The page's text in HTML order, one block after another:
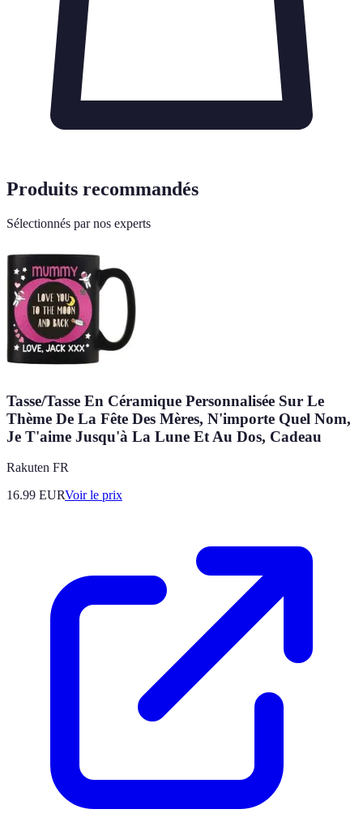
Produits recommandés
Sélectionnés par nos experts
Tasse/Tasse En Céramique Personnalisée Sur Le
Thème De La Fête Des Mères, N'importe Quel Nom,
Je T'aime Jusqu'à La Lune Et Au Dos, Cadeau
Rakuten FR
16.99 EURVoir le prix